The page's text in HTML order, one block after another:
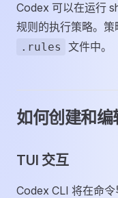
Codex 可以在运行
规则的执行策略。策
.rules 文件中。
如何创建和编
TUI 交互
Codex CLI 将在命